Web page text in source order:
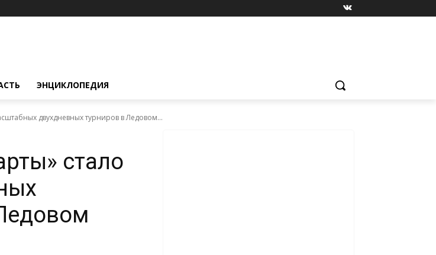
ЭНЦИКЛОПЕДИЯ
двухдневных турниров в Ледовом...
стало